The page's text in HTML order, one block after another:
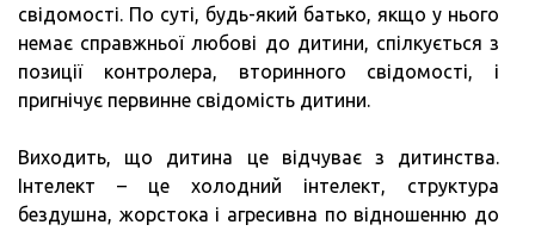
свідомості. По суті, будь-який батько, якщо у нього
немає справжньої любові до дитини, спілкується з
позиції контролера, вторинного свідомості, і
пригнічує первинне свідомість дитини.
Виходить, що дитина це відчуває з дитинства.
Інтелект – це холодний інтелект, структура
бездушна, жорстока і агресивна по відношенню до